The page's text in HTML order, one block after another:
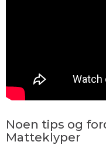
Noen tips og
Matteklyper